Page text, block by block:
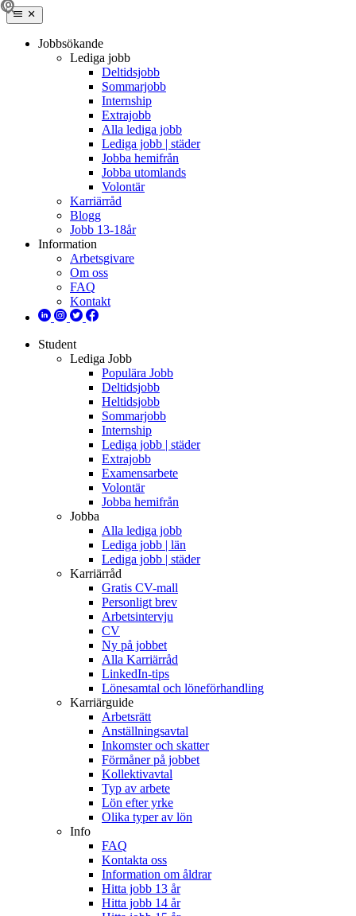
Jobbsökande
Lediga jobb
Deltidsjobb
Sommarjobb
Internship
Extrajobb
Alla lediga jobb
Lediga jobb | städer
Jobba hemifrån
Jobba utomlands
Volontär
Karriärråd
Blogg
Jobb 13-18år
Information
Arbetsgivare
Om oss
FAQ
Kontakt
Student
Lediga Jobb
Populära Jobb
Deltidsjobb
Heltidsjobb
Sommarjobb
Internship
Lediga jobb | städer
Extrajobb
Examensarbete
Volontär
Jobba hemifrån
Jobba
Alla lediga jobb
Lediga jobb | län
Lediga jobb | städer
Karriärråd
Gratis CV-mall
Personligt brev
Arbetsintervju
CV
Ny på jobbet
Alla Karriärråd
LinkedIn-tips
Lönesamtal och löneförhandling
Karriärguide
Arbetsrätt
Anställningsavtal
Inkomster och skatter
Förmåner på jobbet
Kollektivavtal
Typ av arbete
Lön efter yrke
Olika typer av lön
Info
FAQ
Kontakta oss
Information om åldrar
Hitta jobb 13 år
Hitta jobb 14 år